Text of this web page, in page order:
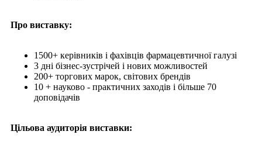
Про виставку:
1500+ керівників і фахівців фармацевтичної галузі
3 дні бізнес-зустрічей і нових можливостей
200+ торгових марок, світових брендів
10 + науково - практичних заходів і більше 70
доповідачів
Цільова аудиторія виставки: